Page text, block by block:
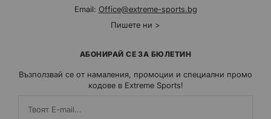
Email: Office@extreme-sports.bg
Пишете ни >
АБОНИРАЙ СЕ ЗА БЮЛЕТИН
Възползвай се от намаления, промоции и специални промо
кодове в Extreme Sports!